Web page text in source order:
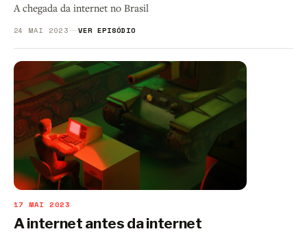
A chegada da internet no Brasil
24 MAI 2023 VER EPISÓDIO
17 MAI 2023
A internet antes da internet